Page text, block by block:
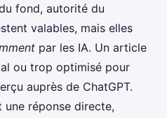
fond, autorité du
valables, mais elles
par les IA. Un article
ou trop optimisé pour
auprès de ChatGPT.
une réponse directe,